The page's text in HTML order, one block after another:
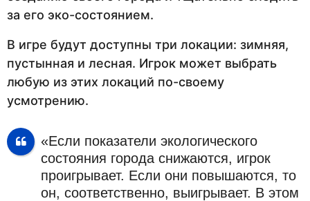
за его эко-состоянием.
В игре будут доступны три локации: зимняя,
пустынная и лесная. Игрок может выбрать
любую из этих локаций по-своему
усмотрению.
«Если показатели экологического
состояния города снижаются, игрок
проигрывает. Если они повышаются, то
он, соответственно, выигрывает. В этом